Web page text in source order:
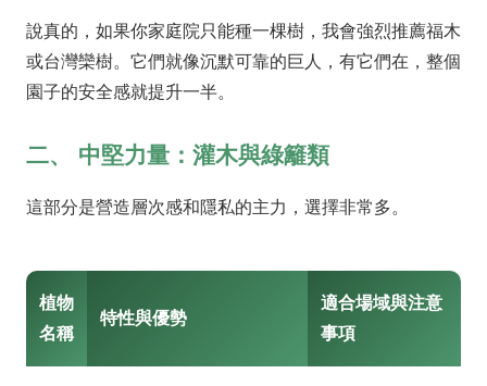
說真的，如果你家庭院只能種一棵樹，我會強烈推薦福木
或台灣欒樹。它們就像沉默可靠的巨人，有它們在，整個
園子的安全感就提升一半。
二、 中堅力量：灌木與綠籬類
這部分是營造層次感和隱私的主力，選擇非常多。
植物
名稱
特性與優勢
適合場域與注意
事項